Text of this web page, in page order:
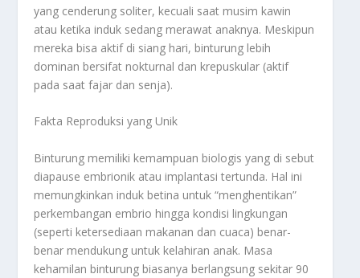
yang cenderung soliter, kecuali saat musim kawin
atau ketika induk sedang merawat anaknya. Meskipun
mereka bisa aktif di siang hari, binturung lebih
dominan bersifat nokturnal dan krepuskular (aktif
pada saat fajar dan senja).
Fakta Reproduksi yang Unik
Binturung memiliki kemampuan biologis yang di sebut
diapause embrionik atau implantasi tertunda. Hal ini
memungkinkan induk betina untuk “menghentikan”
perkembangan embrio hingga kondisi lingkungan
(seperti ketersediaan makanan dan cuaca) benar-
benar mendukung untuk kelahiran anak. Masa
kehamilan binturung biasanya berlangsung sekitar 90